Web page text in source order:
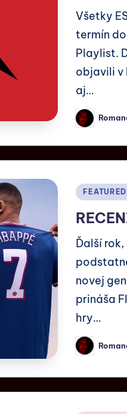
Všetky
termín
Playlist.
objavili v
aj…
FEATURED
Ďalší
novej
prináša
hry…